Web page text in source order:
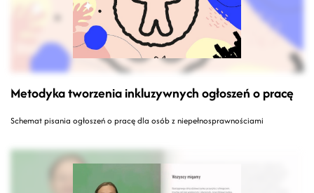
Metodyka tworzenia inkluzywnych ogłoszeń o pracę
Schemat pisania ogłoszeń o pracę dla osób z niepełnosprawnościami